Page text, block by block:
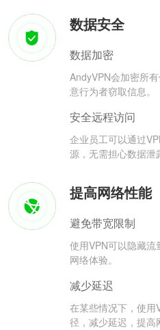
数据安全
数据加密
AndyVPN会加密所
意行为者窃取信息。
安全远程访问
企业员工可以通过
源，无需担心数据泄
提高网络性能
避免带宽限制
使用VPN可以隐藏
网络体验。
减少延迟
在某些情况下，使用
径，减少延迟，提高